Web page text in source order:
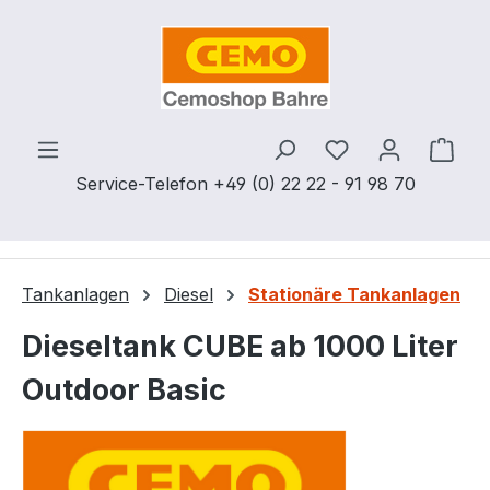
Zum Hauptinhalt springen
Service-Telefon +49 (0) 22 22 - 91 98 70
Du hast 0
Tankanlagen Diesel Stationäre Tankanlagen
Dieseltank CUBE ab 1000 Liter
Outdoor Basic